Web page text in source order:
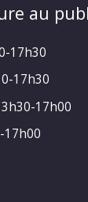
au
17h30
17h30
17h00
17h00